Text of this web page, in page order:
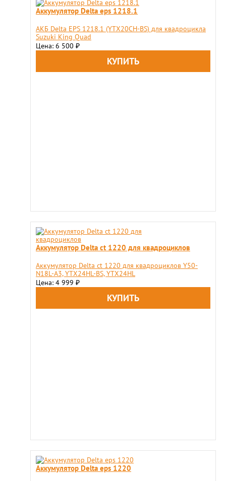
Аккумулятор Delta eps 1218.1
АКБ Delta EPS 1218.1 (YTX20CH-BS) для квадроцикла
Suzuki King Quad
Цена: 6 500 ₽
Аккумулятор Delta ct 1220 для квадроциклов
Аккумулятор Delta ct 1220 для квадроциклов Y50-
N18L-A3, YTX24HL-BS, YTX24HL
Цена: 4 999 ₽
Аккумулятор Delta eps 1220